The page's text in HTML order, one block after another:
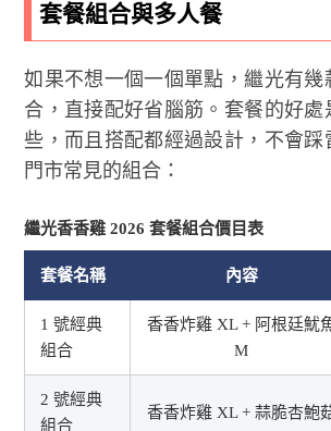
套餐組合與多人餐
如果不想一個一個單點，繼光有幾
合，直接配好省腦筋。套餐的好處
些，而且搭配都經過設計，不會踩
門市常見的組合：
繼光香香雞 2026 套餐組合價目表
套餐名稱 內容
1 號經典
組合
香香炸雞 XL + 阿根廷魷
M
2 號經典
組合
香香炸雞 XL + 蒜脆杏鮑